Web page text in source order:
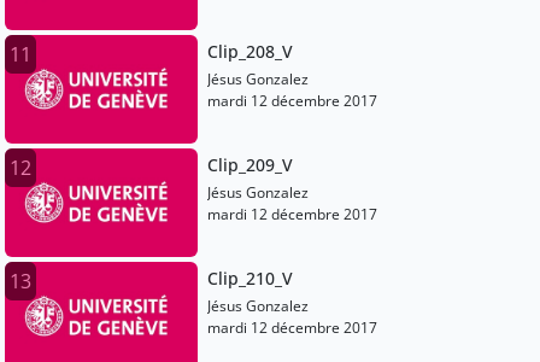
11 Clip_208_V
Jésus Gonzalez
mardi 12 décembre 2017
12 Clip_209_V
Jésus Gonzalez
mardi 12 décembre 2017
13 Clip_210_V
Jésus Gonzalez
mardi 12 décembre 2017